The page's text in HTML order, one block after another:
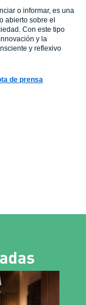
o informar, es una
abierto sobre el
Con este tipo
y la
y reflexivo
de prensa